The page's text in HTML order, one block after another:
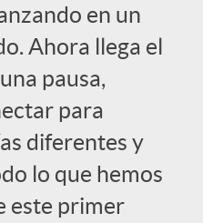
en un
Ahora llega el
pausa,
para
diferentes y
lo que hemos
este primer